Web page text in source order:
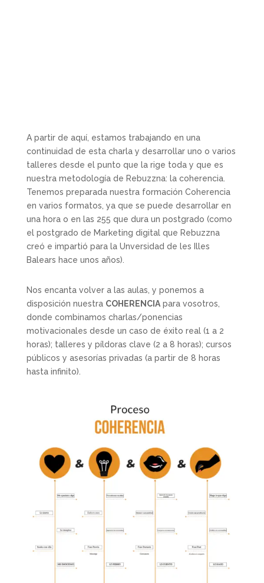
A partir de aquí, estamos trabajando en una
continuidad de esta charla y desarrollar uno o varios
talleres desde el punto que la rige toda y que es
nuestra metodología de Rebuzzna: la coherencia.
Tenemos preparada nuestra formación Coherencia
en varios formatos, ya que se puede desarrollar en
una hora o en las 255 que dura un postgrado (como
el postgrado de Marketing digital que Rebuzzna
creó e impartió para la Unversidad de les Illes
Balears hace unos años).
Nos encanta volver a las aulas, y ponemos a
disposición nuestra COHERENCIApara vosotros,
donde combinamos charlas/ponencias
motivacionales desde un caso de éxito real (1 a 2
horas); talleres y píldoras clave (2 a 8 horas); cursos
públicos y asesorías privadas (a partir de 8 horas
hasta infinito).